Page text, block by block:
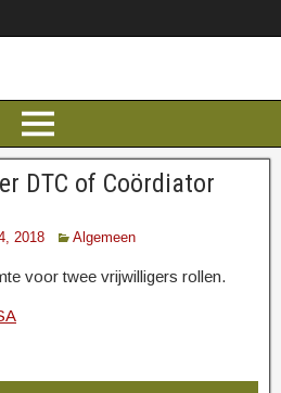
DTC of Coördiator
2018 Algemeen
voor twee vrijwilligers rollen.